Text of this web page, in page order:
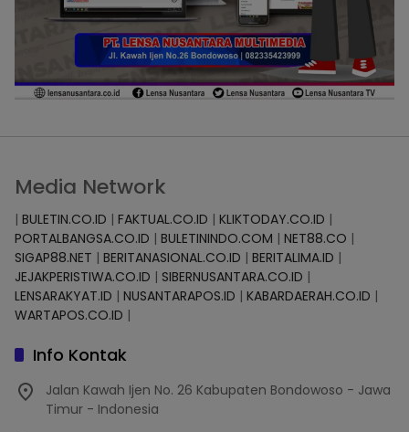
Media Network
| BULETIN.CO.ID | FAKTUAL.CO.ID | KLIKTODAY.CO.ID |
PORTALBANGSA.CO.ID | BULETININDO.COM | NET88.CO |
SIGAP88.NET | BERITANASIONAL.CO.ID | BERITALIMA.ID |
JEJAKPERISTIWA.CO.ID | SIBERNUSANTARA.CO.ID |
LENSARAKYAT.ID | NUSANTARAPOS.ID | KABARDAERAH.CO.ID |
WARTAPOS.CO.ID |
Info Kontak
Jalan Kawah Ijen No. 26 Kabupaten Bondowoso - Jawa
Timur - Indonesia